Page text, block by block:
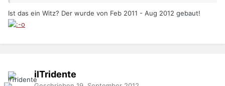
Ist das ein Witz? Der wurde von Feb 2011 - Aug 2012 gebaut!
ilTridente